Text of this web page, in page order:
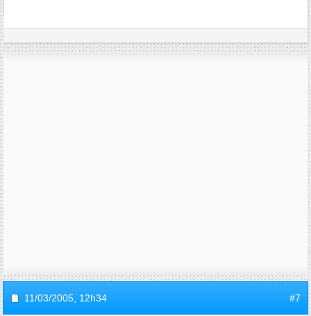
11/03/2005, 12h34 #7